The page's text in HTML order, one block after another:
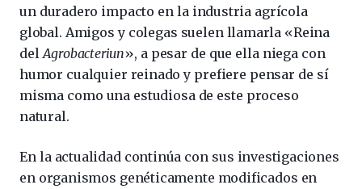
un duradero impacto en la industria agrícola
global. Amigos y colegas suelen llamarla «Reina
del Agrobacteriun», a pesar de que ella niega con
humor cualquier reinado y prefiere pensar de sí
misma como una estudiosa de este proceso
natural.
En la actualidad continúa con sus investigaciones
en organismos genéticamente modificados en